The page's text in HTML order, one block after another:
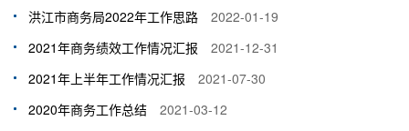
洪江市商务局2022年工作思路
2022-01-19
2021年商务绩效工作情况汇报
2021-12-31
2021年上半年工作情况汇报
2021-07-30
2020年商务工作总结
2021-03-12